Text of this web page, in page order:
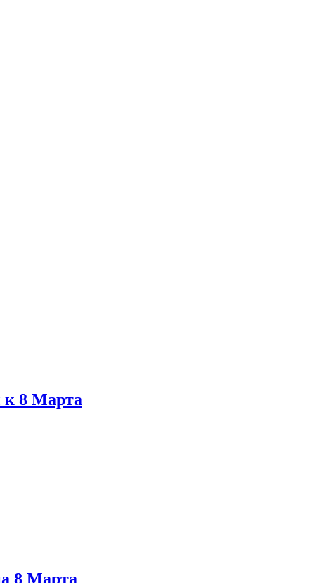
к 8 Марта
8 Марта